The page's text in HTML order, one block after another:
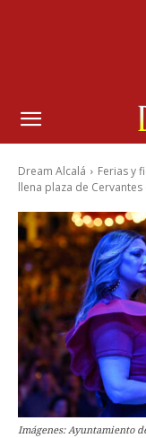
Dream Alcalá Ferias y
llena plaza de
Imágenes: Ayuntamiento